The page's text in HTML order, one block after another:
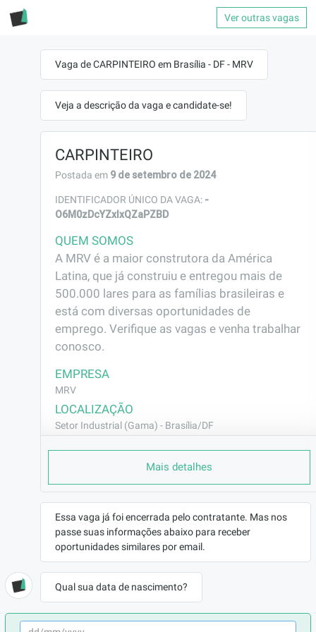
Ver outras vagas
Vaga de CARPINTEIRO em Brasília - DF - MRV
Veja a descrição da vaga e candidate-se!
CARPINTEIRO
Postada em 9 de setembro de 2024
IDENTIFICADOR ÚNICO DA VAGA: -
O6M0zDcYZxlxQZaPZBD
QUEM SOMOS
A MRV é a maior construtora da América
Latina, que já construiu e entregou mais de
500.000 lares para as famílias brasileiras e
está com diversas oportunidades de
emprego. Verifique as vagas e venha trabalhar
conosco.
EMPRESA
MRV
LOCALIZAÇÃO
Setor Industrial (Gama) - Brasília/DF
CONTRATO
REMUNERAÇÃO
R$2285,80
VAGA AFIRMATIVA
Não
Construção Civil
BENEFÍCIOS
a combinar
Mais detalhes
Essa vaga já foi encerrada pelo contratante. Mas nos
passe suas informações abaixo para receber
oportunidades similares por email.
Qual sua data de nascimento?